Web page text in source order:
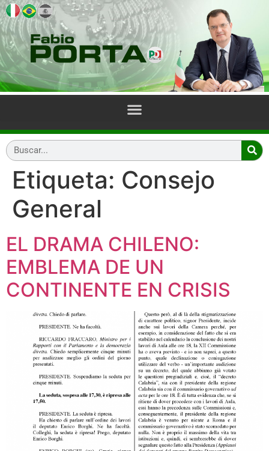
Etiqueta: Consejo
General
EL DRAMA CHILENO:
EMBLEMA DE UN
CONTINENTE EN CRISIS